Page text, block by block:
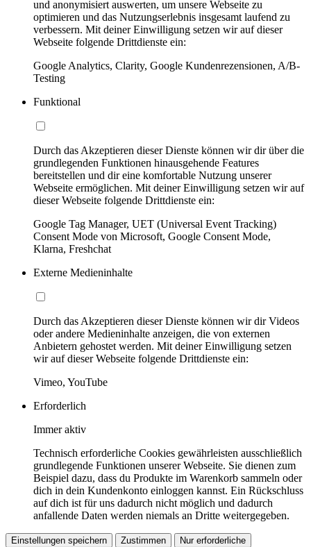
und anonymisiert auswerten, um unsere Webseite zu
optimieren und das Nutzungserlebnis insgesamt laufend zu
verbessern. Mit deiner Einwilligung setzen wir auf dieser
Webseite folgende Drittdienste ein:
Google Analytics, Clarity, Google Kundenrezensionen, A/B-
Testing
Funktional
Durch das Akzeptieren dieser Dienste können wir dir über die
grundlegenden Funktionen hinausgehende Features
bereitstellen und dir eine komfortable Nutzung unserer
Webseite ermöglichen. Mit deiner Einwilligung setzen wir auf
dieser Webseite folgende Drittdienste ein:
Google Tag Manager, UET (Universal Event Tracking)
Consent Mode von Microsoft, Google Consent Mode,
Klarna, Freshchat
Externe Medieninhalte
Durch das Akzeptieren dieser Dienste können wir dir Videos
oder andere Medieninhalte anzeigen, die von externen
Anbietern gehostet werden. Mit deiner Einwilligung setzen
wir auf dieser Webseite folgende Drittdienste ein:
Vimeo, YouTube
Erforderlich
Immer aktiv
Technisch erforderliche Cookies gewährleisten ausschließlich
grundlegende Funktionen unserer Webseite. Sie dienen zum
Beispiel dazu, dass du Produkte im Warenkorb sammeln oder
dich in dein Kundenkonto einloggen kannst. Ein Rückschluss
auf dich ist für uns dadurch nicht möglich und dadurch
anfallende Daten werden niemals an Dritte weitergegeben.
Einstellungen speichern Zustimmen Nur erforderliche